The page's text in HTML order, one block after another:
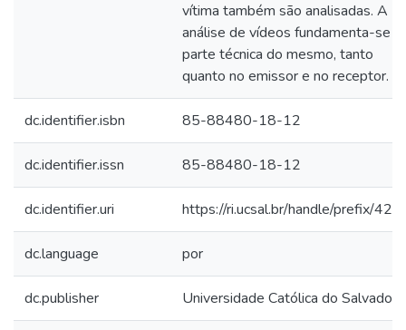
vítima também são analisadas. A
análise de vídeos fundamenta-se
parte técnica do mesmo, tanto
quanto no emissor e no receptor.
dc.identifier.isbn 85-88480-18-12
dc.identifier.issn 85-88480-18-12
dc.identifier.uri https://ri.ucsal.br/handle/prefix/
dc.language por
dc.publisher Universidade Católica do Salvador